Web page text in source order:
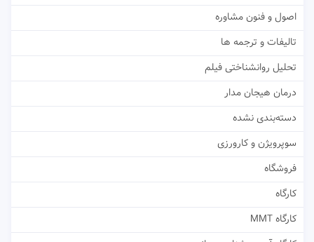
اصول و فنون مشاوره
تالیفات و ترجمه ها
تحلیل روانشناختی فیلم
درمان هیجان مدار
دسته‌بندی نشده
سوپرویژن و کارورزی
فروشگاه
کارگاه
کارگاه MMT